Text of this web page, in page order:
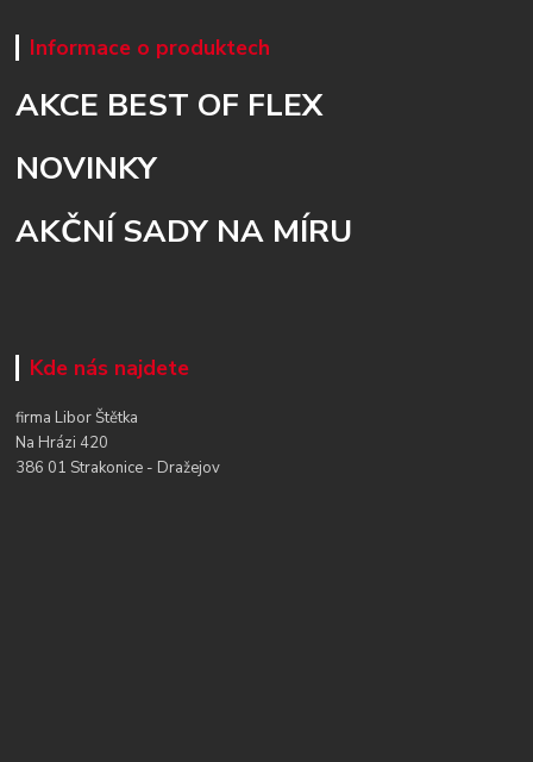
Informace o produktech
AKCE BEST OF FLEX
NOVINKY
AKČNÍ SADY NA MÍRU
Kde nás najdete
firma Libor Štětka
Na Hrázi 420
386 01 Strakonice - Dražejov